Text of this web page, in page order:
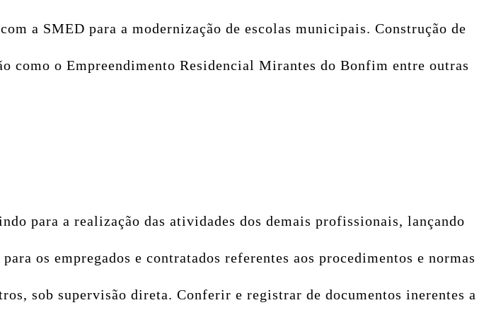
a SMED para a modernização de escolas municipais. Construção de
como o Empreendimento Residencial Mirantes do Bonfim entre outras
para a realização das atividades dos demais profissionais, lançando
os empregados e contratados referentes aos procedimentos e normas
sob supervisão direta. Conferir e registrar de documentos inerentes a